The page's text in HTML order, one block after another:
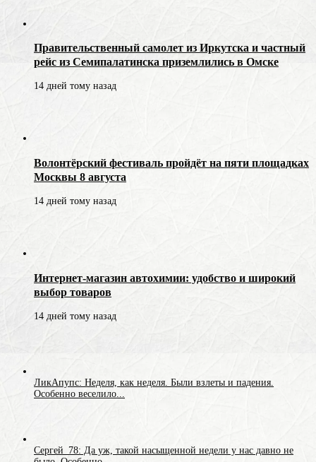
Правительственный самолет из Иркутска и частный
рейс из Семипалатинска приземлились в Омске
14 дней тому назад
Волонтёрский фестиваль пройдёт на пяти площадках
Москвы 8 августа
14 дней тому назад
Интернет-магазин автохимии: удобство и широкий
выбор товаров
14 дней тому назад
ЛикАпупс: Неделя, как неделя. Были взлеты и падения.
Особенно веселило...
Сергей_78: Да уж, такой насыщенной недели у нас давно не